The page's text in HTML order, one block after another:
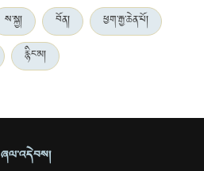
ས་སྐྱ། བོན།
ཕྱག་རྒྱ་ཆེན་པོ།
རྙིང་མ།
ཞལ་འདེབས།